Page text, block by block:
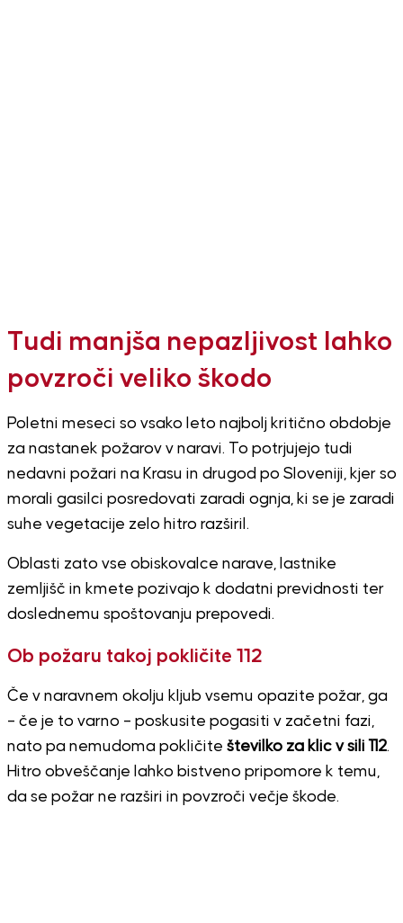
Tudi manjša nepazljivost lahko
povzroči veliko škodo
Poletni meseci so vsako leto najbolj kritično obdobje
za nastanek požarov v naravi. To potrjujejo tudi
nedavni požari na Krasu in drugod po Sloveniji, kjer so
morali gasilci posredovati zaradi ognja, ki se je zaradi
suhe vegetacije zelo hitro razširil.
Oblasti zato vse obiskovalce narave, lastnike
zemljišč in kmete pozivajo k dodatni previdnosti ter
doslednemu spoštovanju prepovedi.
Ob požaru takoj pokličite 112
Če v naravnem okolju kljub vsemu opazite požar, ga
– če je to varno – poskusite pogasiti v začetni fazi,
nato pa nemudoma pokličite številko za klic v sili 112.
Hitro obveščanje lahko bistveno pripomore k temu,
da se požar ne razširi in povzroči večje škode.